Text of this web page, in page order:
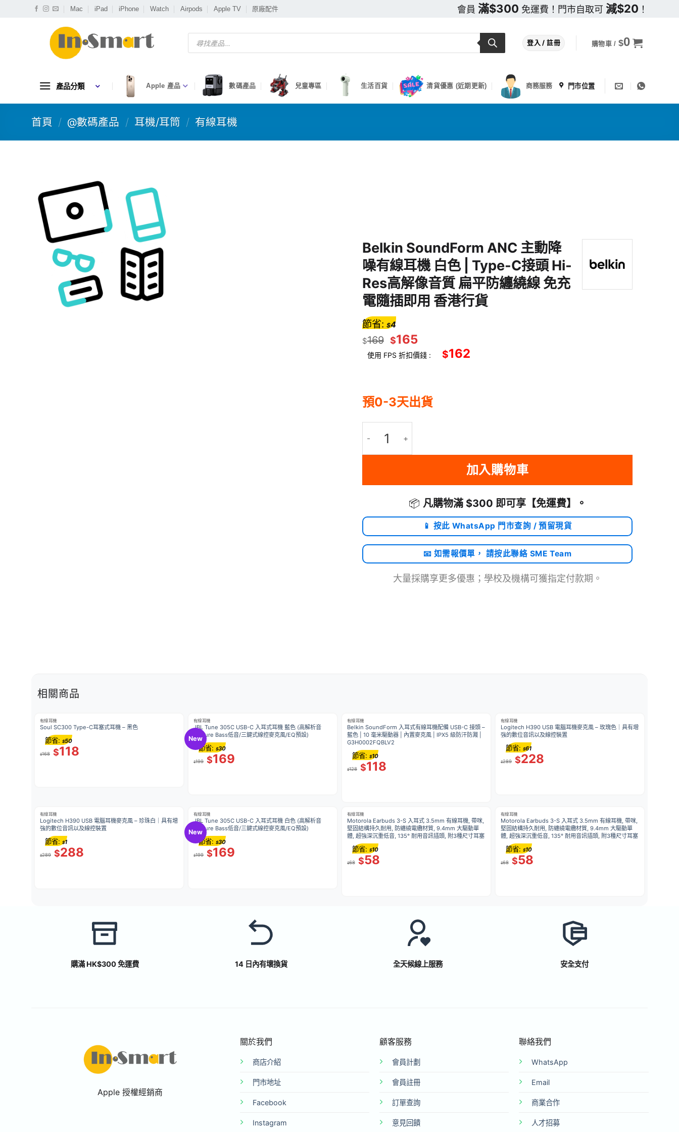
Mac iPad iPhone Watch Airpods Apple TV 原廠配件 會員 滿$300 免運費！門市自取可 減$20 ！
Products
search
登入 / 註冊 購物車 / $0
產品分類 Apple 產品 數碼產品 兒童專區 生活百貨 清貨優惠 (近期更新) 商務服務 門市位置
首頁 / @數碼產品 / 耳機/耳筒 / 有線耳機
Belkin SoundForm ANC 主動降
噪有線耳機 白色 | Type-C接頭 Hi-
Res高解像音質 扁平防纏繞線 免充
電隨插即用 香港行貨
$169 $165
節省: $4
使用 FPS 折扣價錢 : $162
預0-3天出貨
加入購物車
📦 凡購物滿 $300 即可享【免運費】 。
📱 按此 WhatsApp 門市查詢 / 預留現貨
📧 如需報價單， 請按此聯絡 SME Team
大量採購享更多優惠；學校及機構可獲指定付款期。
相關商品
有線耳機
Soul SC300 Type-C耳塞式耳機 – 黑色
$168 $118
節省: $50 New
有線耳機
JBL Tune 305C USB-C 入耳式耳機 藍色 (高解析音
質/Pure Bass低音/三鍵式線控麥克風/EQ預設)
$199 $169
節省: $30
有線耳機
Belkin SoundForm 入耳式有線耳機配備 USB-C 接頭 –
藍色 | 10 毫米驅動器 | 內置麥克風 | IPX5 級防汗防濺 |
G3H0002FQBLV2
$128 $118
節省: $10
有線耳機
Logitech H390 USB 電腦耳機麥克風 – 玫瑰色｜具有增
強的數位音訊以及線控裝置
$289 $228
節省: $61
有線耳機
Logitech H390 USB 電腦耳機麥克風 – 珍珠白｜具有增
強的數位音訊以及線控裝置
$289 $288
節省: $1
New
有線耳機
JBL Tune 305C USB-C 入耳式耳機 白色 (高解析音
質/Pure Bass低音/三鍵式線控麥克風/EQ預設)
$199 $169
節省: $30
有線耳機
Motorola Earbuds 3-S 入耳式 3.5mm 有線耳機, 帶咪,
堅固結構持久耐用, 防纏繞電纜材質, 9.4mm 大驅動單
體, 超強深沉重低音, 135° 耐用音訊插頭, 附3種尺寸耳塞
$68 $58
節省: $10
有線耳機
Motorola Earbuds 3-S 入耳式 3.5mm 有線耳機, 帶咪,
堅固結構持久耐用, 防纏繞電纜材質, 9.4mm 大驅動單
體, 超強深沉重低音, 135° 耐用音訊插頭, 附3種尺寸耳塞
$68 $58
節省: $10
購滿 HK$300 免運費 14 日內有壞換貨 全天候線上服務 安全支付
Apple 授權經銷商
關於我們
商店介紹
門市地址
Facebook
Instagram
顧客服務
會員計劃
會員註冊
訂單查詢
意見回饋
聯絡我們
WhatsApp
Email
商業合作
人才招募